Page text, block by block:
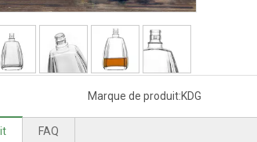
Marque de produit:KDG
FAQ